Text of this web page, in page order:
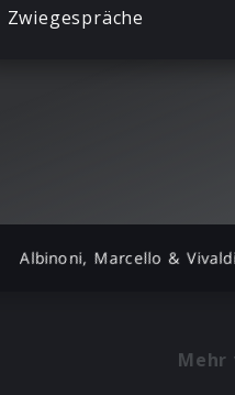
Zwiegespräche
Albinoni, Marcello &
Mehr